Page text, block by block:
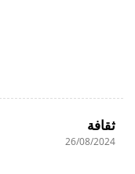
ثقافة
26/08/2024